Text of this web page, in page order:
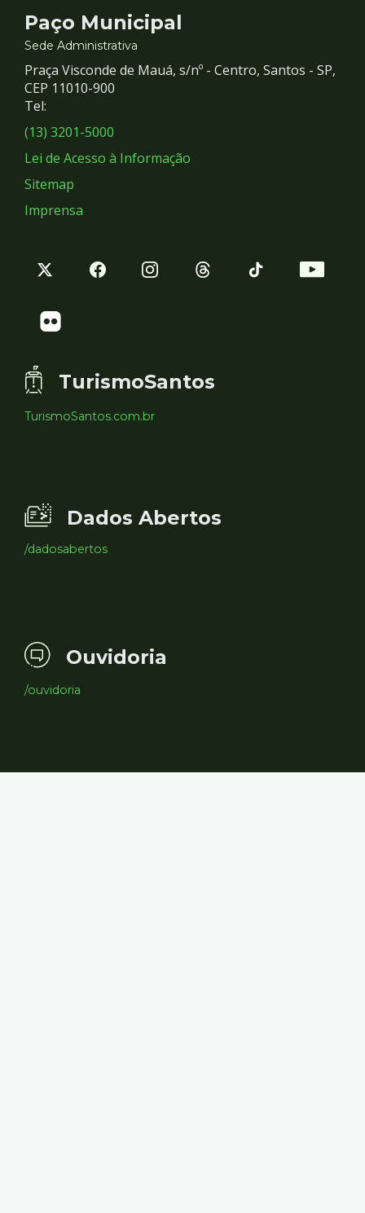
Contato
e
Redes
Sociais
Paço Municipal
Sede Administrativa
Praça Visconde de Mauá, s/nº - Centro, Santos - SP,
CEP 11010-900
Tel:
(13) 3201-5000
Lei de Acesso à Informação
Sitemap
Imprensa
TurismoSantos
TurismoSantos.com.br
Dados Abertos
/dadosabertos
Ouvidoria
/ouvidoria